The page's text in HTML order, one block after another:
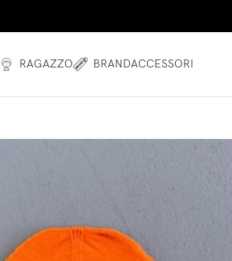
RAGAZZO BRANDACCESSORI